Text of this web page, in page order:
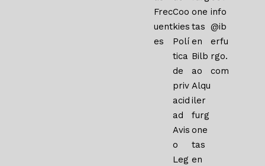
Frec
uent
es
Coo
kies
Polí
tica
de
priv
acid
ad
Avis
o
Leg
one
tas
en
Bilb
ao
Alqu
iler
furg
one
tas
en
info
@ib
erfu
rgo.
com